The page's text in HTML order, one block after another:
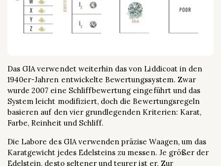
Das GIA verwendet weiterhin das von Liddicoat in den
1940er-Jahren entwickelte Bewertungssystem. Zwar
wurde 2007 eine Schliffbewertung eingeführt und das
System leicht modifiziert, doch die Bewertungsregeln
basieren auf den vier grundlegenden Kriterien: Karat,
Farbe, Reinheit und Schliff.
Die Labore des GIA verwenden präzise Waagen, um das
Karatgewicht jedes Edelsteins zu messen. Je größer der
Edelstein, desto seltener und teurer ist er. Zur